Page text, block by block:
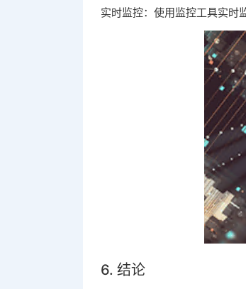
实时监控：使用监控工具实时
6. 结论